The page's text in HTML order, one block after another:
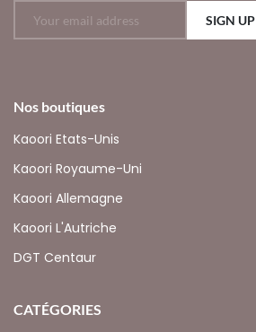
SIGN UP
Nos boutiques
Kaoori Etats-Unis
Kaoori Royaume-Uni
Kaoori Allemagne
Kaoori L'Autriche
DGT Centaur
CATÉGORIES